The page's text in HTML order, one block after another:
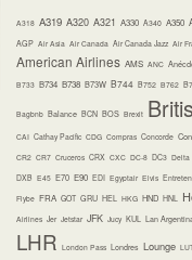
A318 A319 A320 A321 A330 A340 A350
AGP Air Asia Air Canada Air Canada Jazz Air
American Airlines AMS ANC
B733 B734 B738 B73W B744 B752 B762
Bagbnb Balance BCN BOS Brexit
CAI Cathay Pacific CDG Compras Concorde
CR2 CR7 Cruceros CRX CXC DC-8 DC3 Delta
DXB E45 E70 E90 EDI Egyptair Elvis
Flybe FRA GOT GRU HEL HKG HND HNL
Airlines Jer Jetstar JFK Jucy KUL Lan
LHR London Pass Londres Lounge